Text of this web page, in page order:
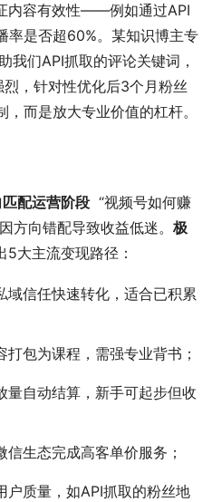
内容有效性——例如通过API
率是否超60%。某知识博主专
我们API抓取的评论关键词，
，针对性优化后3个月粉丝
而是放大专业价值的杠杆。
配运营阶段
  “视频号如何赚
方向错配导致收益低迷。 极
大主流变现路径：
域信任快速转化，适合已积累
打包为课程，需强专业背书；
量自动结算，新手可起步但收
信生态完成高客单价服务；
户质量，如API抓取的粉丝地